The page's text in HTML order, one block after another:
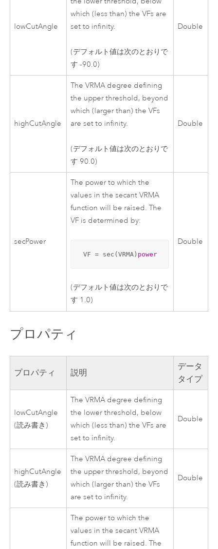
lowCutAngle
which (less than) the VFs are
set to infinity.
(デフォルト値は次のとおりで
す -90.0)
Double
highCutAngle
The VRMA degree defining
the upper threshold, beyond
which (larger than) the VFs
are set to infinity.
(デフォルト値は次のとおりで
す 90.0)
Double
secPower
The power to which the
values in the secant VRMA
function will be raised. The
VF is determined by:
VF = sec(VRMA) power
(デフォルト値は次のとおりで
す 1.0)
Double
プロパティ
プロパティ 説明
データ
タイプ
lowCutAngle
(読み書き)
The VRMA degree defining
the lower threshold, below
which (less than) the VFs are
set to infinity.
Double
highCutAngle
(読み書き)
The VRMA degree defining
the upper threshold, beyond
which (larger than) the VFs
are set to infinity.
Double
The power to which the
values in the secant VRMA
function will be raised. The